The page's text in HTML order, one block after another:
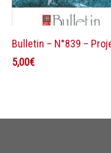
Bulletin – N°839 –
5,00€